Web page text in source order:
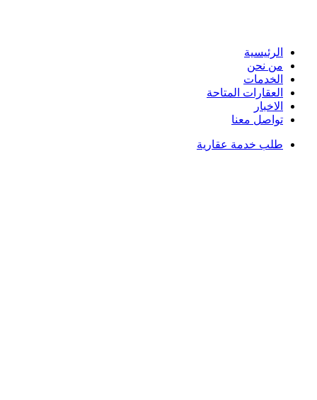
الرئيسية
من نحن
الخدمات
العقارات المتاحة
الاخبار
تواصل معنا
طلب خدمة عقارية